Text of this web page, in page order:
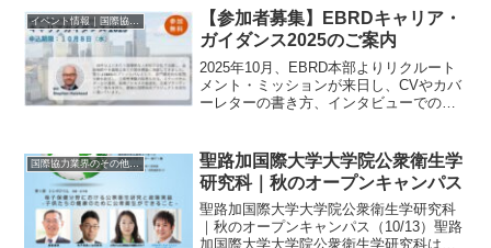
験だけでなく総合的な審査を行うほか、
20年以上の実務経験者...
イベント情報｜国際協力に関するイベント・セミナー・インターン情報
【参加者募集】EBRDキャリア・
ガイダンス2025のご案内
2025年10月、EBRD本部よりリクルート
メント・ミッションが来日し、CVやカバ
ーレターの書き方、インタビューでのポ
している皆さま、ぜひお気軽にご参加く
ださい！ガイ...
聖路加国際大学大学院公衆衛生学
研究科｜秋のオープンキャンパス
聖路加国際大学大学院公衆衛生学研究科
｜秋のオープンキャンパス（10/13）聖路
加国際大学大学院公衆衛生学研究科は下